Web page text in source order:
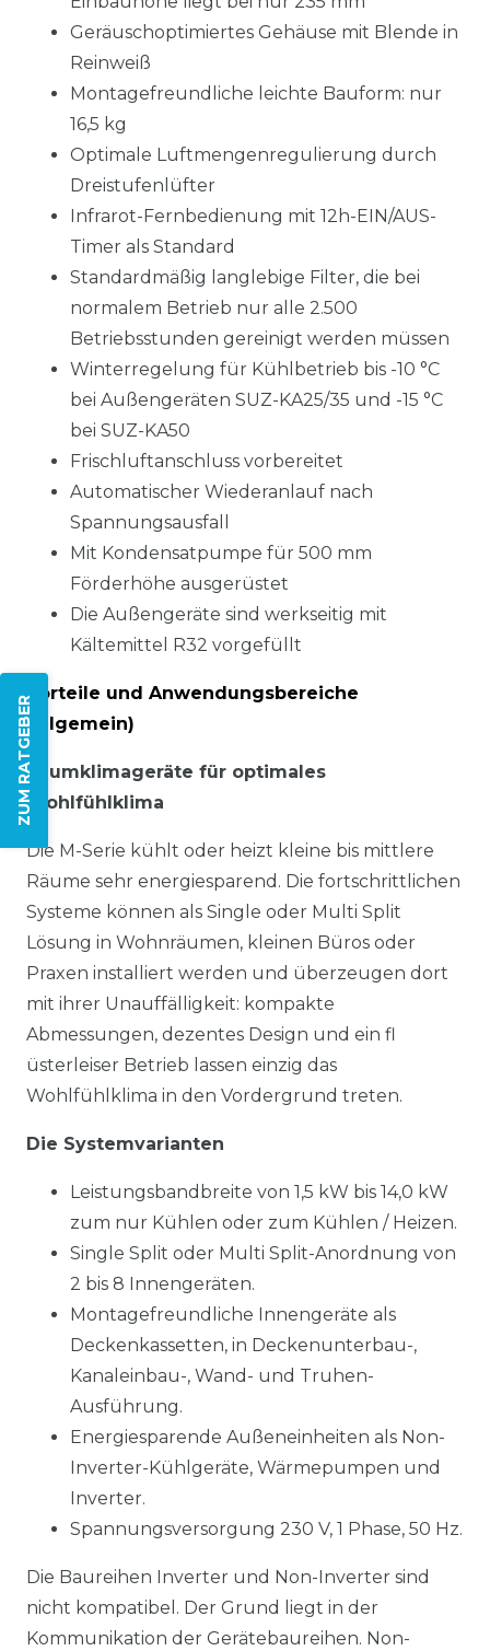
ZUM RATGEBER
Geräuschoptimiertes Gehäuse mit Blende in
Reinweiß
Montagefreundliche leichte Bauform: nur
16,5 kg
Optimale Luftmengenregulierung durch
Dreistufenlüfter
Infrarot-Fernbedienung mit 12h-EIN/AUS-
Timer als Standard
Standardmäßig langlebige Filter, die bei
normalem Betrieb nur alle 2.500
Betriebsstunden gereinigt werden müssen
Winterregelung für Kühlbetrieb bis -10 °C
bei Außengeräten SUZ-KA25/35 und -15 °C
bei SUZ-KA50
Frischluftanschluss vorbereitet
Automatischer Wiederanlauf nach
Spannungsausfall
Mit Kondensatpumpe für 500 mm
Förderhöhe ausgerüstet
Die Außengeräte sind werkseitig mit
Kältemittel R32 vorgefüllt
Vorteile und Anwendungsbereiche
(allgemein)
Raumklimageräte für optimales
Wohlfühlklima
Die M-Serie kühlt oder heizt kleine bis mittlere
Räume sehr energiesparend. Die fortschrittlichen
Systeme können als Single oder Multi Split
Lösung in Wohnräumen, kleinen Büros oder
Praxen installiert werden und überzeugen dort
mit ihrer Unauffälligkeit: kompakte
Abmessungen, dezentes Design und ein fl
üsterleiser Betrieb lassen einzig das
Wohlfühlklima in den Vordergrund treten.
Die Systemvarianten
Leistungsbandbreite von 1,5 kW bis 14,0 kW
zum nur Kühlen oder zum Kühlen / Heizen.
Single Split oder Multi Split-Anordnung von
2 bis 8 Innengeräten.
Montagefreundliche Innengeräte als
Deckenkassetten, in Deckenunterbau-,
Kanaleinbau-, Wand- und Truhen-
Ausführung.
Energiesparende Außeneinheiten als Non-
Inverter-Kühlgeräte, Wärmepumpen und
Inverter.
Spannungsversorgung 230 V, 1 Phase, 50 Hz.
Die Baureihen Inverter und Non-Inverter sind
nicht kompatibel. Der Grund liegt in der
Kommunikation der Gerätebaureihen. Non-